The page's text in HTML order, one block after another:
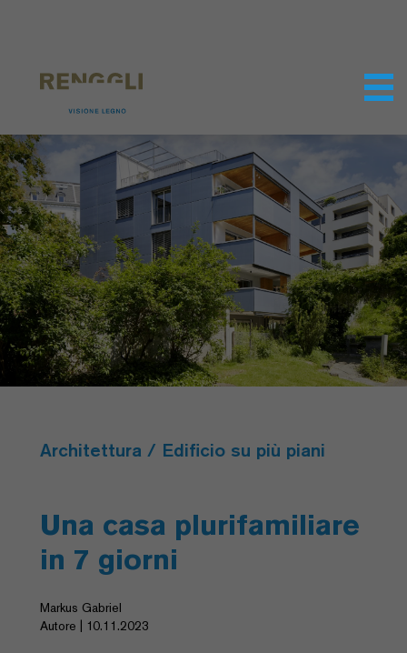
Architettura / Edificio su più piani
Una casa plurifamiliare
in 7 giorni
Markus Gabriel
Autore | 10.11.2023